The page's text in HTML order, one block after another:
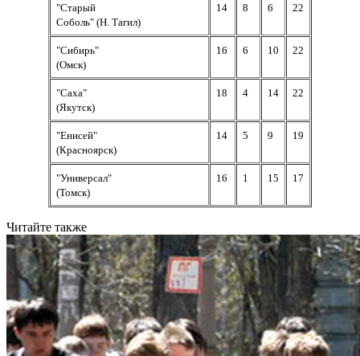
"Старый
Соболь" (Н. Тагил)
14 8 6 22
"Сибирь"
(Омск)
16 6 10 22
"Саха"
(Якутск)
18 4 14 22
"Енисей"
(Красноярск)
14 5 9 19
"Универсал"
(Томск)
16 1 15 17
Читайте также